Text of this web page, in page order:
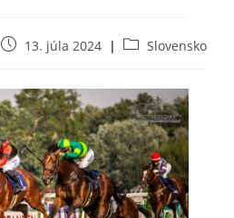
Post 13. júla 2024
Post Slovensko